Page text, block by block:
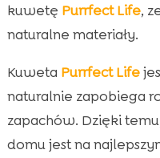
kuwetę Purrfect Life,
naturalne materiały.
Kuweta Purrfect Life
naturalnie zapobiega
zapachów. Dzięki
domu jest na